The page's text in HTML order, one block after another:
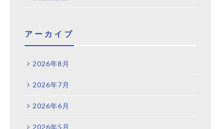
アーカイブ
2026年8月
2026年7月
2026年6月
2026年5月